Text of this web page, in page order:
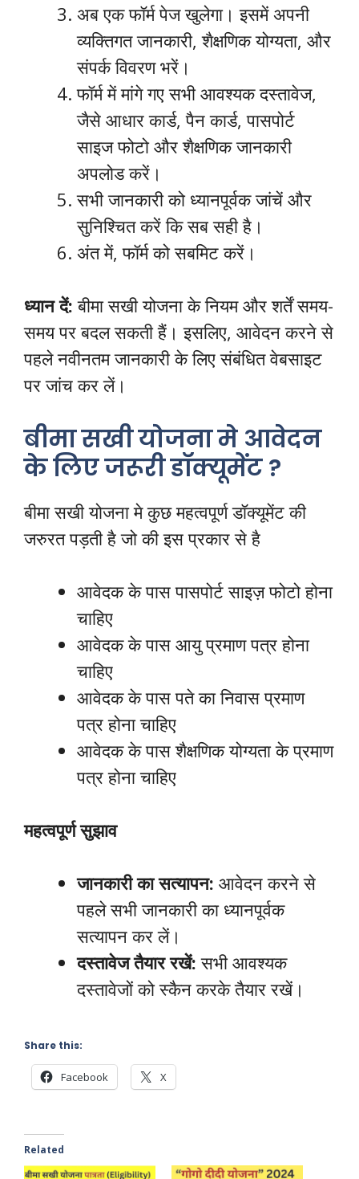
अब एक फॉर्म पेज खुलेगा। इसमें अपनी
व्यक्तिगत जानकारी, शैक्षणिक योग्यता, और
संपर्क विवरण भरें।
फॉर्म में मांगे गए सभी आवश्यक दस्तावेज,
जैसे आधार कार्ड, पैन कार्ड, पासपोर्ट
साइज फोटो और शैक्षणिक जानकारी
अपलोड करें।
सभी जानकारी को ध्यानपूर्वक जांचें और
सुनिश्चित करें कि सब सही है।
अंत में, फॉर्म को सबमिट करें।
ध्यान दें: बीमा सखी योजना के नियम और शर्तें समय-
समय पर बदल सकती हैं। इसलिए, आवेदन करने से
पहले नवीनतम जानकारी के लिए संबंधित वेबसाइट
पर जांच कर लें।
बीमा सखी योजना मे आवेदन
के लिए जरूरी डॉक्यूमेंट ?
बीमा सखी योजना मे कुछ महत्वपूर्ण डॉक्यूमेंट की
जरुरत पड़ती है जो की इस प्रकार से है
आवेदक के पास पासपोर्ट साइज़ फोटो होना
चाहिए
आवेदक के पास आयु प्रमाण पत्र होना
चाहिए
आवेदक के पास पते का निवास प्रमाण
पत्र होना चाहिए
आवेदक के पास शैक्षणिक योग्यता के प्रमाण
पत्र होना चाहिए
महत्वपूर्ण सुझाव
जानकारी का सत्यापन: आवेदन करने से
पहले सभी जानकारी का ध्यानपूर्वक
सत्यापन कर लें।
दस्तावेज तैयार रखें: सभी आवश्यक
दस्तावेजों को स्कैन करके तैयार रखें।
Share this:
Facebook X
Related